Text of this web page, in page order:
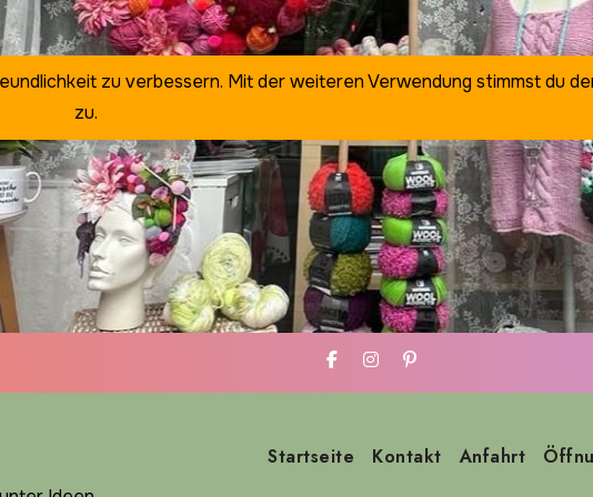
Startseite Kontakt Anfahrt
zu verbessern. Mit der weiteren Verwendung stimmst du
zu.